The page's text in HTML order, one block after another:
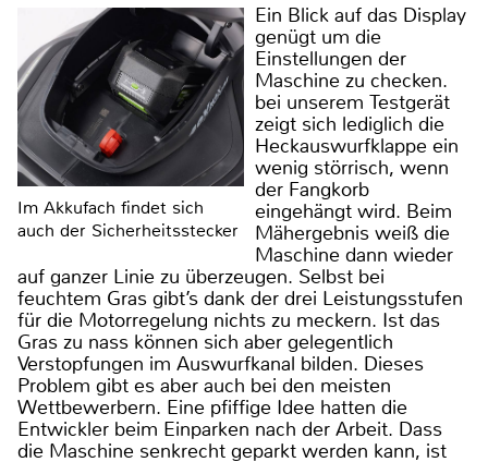
Im Akkufach findet sich
auch der Sicherheitsstecker
Ein Blick auf das Display
genügt um die
Einstellungen der
Maschine zu checken.
bei unserem Testgerät
zeigt sich lediglich die
Heckauswurfklappe ein
wenig störrisch, wenn
der Fangkorb
eingehängt wird. Beim
Mähergebnis weiß die
Maschine dann wieder
auf ganzer Linie zu überzeugen. Selbst bei
feuchtem Gras gibt’s dank der drei Leistungsstufen
für die Motorregelung nichts zu meckern. Ist das
Gras zu nass können sich aber gelegentlich
Verstopfungen im Auswurfkanal bilden. Dieses
Problem gibt es aber auch bei den meisten
Wettbewerbern. Eine pfiffige Idee hatten die
Entwickler beim Einparken nach der Arbeit. Dass
die Maschine senkrecht geparkt werden kann, ist